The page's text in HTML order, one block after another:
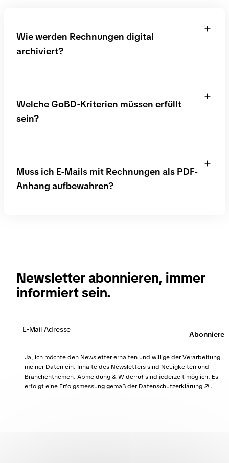
Wie werden Rechnungen digital
archiviert?
müssen GoBD-konform für 10 Jahre in Originalform
archiviert werden.
Welche GoBD-Kriterien müssen erfüllt
sein?
Erfassung, Fälschungssicherheit,
Wahrheitsmäßigkeit, Vollständigkeit und
Muss ich E-Mails mit Rechnungen als PDF-
Anhang aufbewahren?
aufbewahrt werden.
Newsletter abonnieren, immer
informiert sein.
Abonnieren
Ja, ich möchte den Newsletter erhalten und willige der Verarbeitung
meiner Daten ein. Inhalte des Newsletters sind Neuigkeiten und
Branchenthemen. Abmeldung & Widerruf sind jederzeit möglich. Es
erfolgt eine Erfolgsmessung gemäß der Datenschutzerklärung .